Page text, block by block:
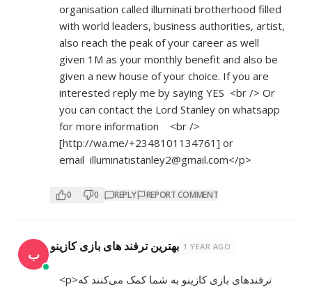
organisation called illuminati brotherhood filled
with world leaders, business authorities, artist,
also reach the peak of your career as well
given 1M as your monthly benefit and also be
given a new house of your choice. If you are
interested reply me by saying YES <br /> Or
you can contact the Lord Stanley on whatsapp
for more information <br />
[http://wa.me/+2348101134761] or
email illuminatistanley2@gmail.com</p>
0 0 REPLY REPORT COMMENT
ب بهترین ترفند های بازی کازینو 1 YEAR AGO
<p>ترفندهای بازی کازینو به شما کمک می‌کنند که